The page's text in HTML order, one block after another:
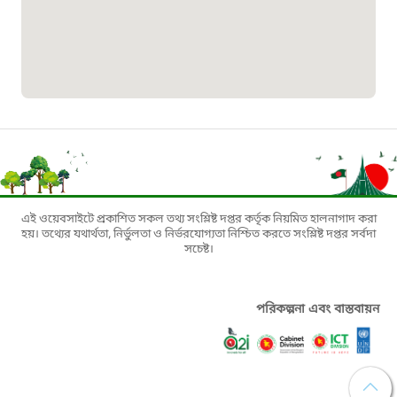
০১৯০৮৮৮৮৮৮৮
মাদকদ্রব্য নিয়ন্ত্রণ হটলাইন
১৬১১৩
জরুরী অভ্যন্তরীণ নৌ-পরিবহন হটলাইন
এই ওয়েবসাইটে প্রকাশিত সকল তথ্য সংশ্লিষ্ট দপ্তর কর্তৃক নিয়মিত হালনাগাদ করা
হয়। তথ্যের যথার্থতা, নির্ভুলতা ও নির্ভরযোগ্যতা নিশ্চিত করতে সংশ্লিষ্ট দপ্তর সর্বদা
সচেষ্ট।
পরিকল্পনা এবং বাস্তবায়ন